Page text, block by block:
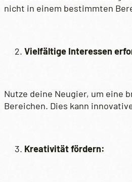
nicht in einem bestimmten
Vielfältige Interessen
Nutze deine Neugier, um eine
Bereichen. Dies kann
Kreativität fördern: